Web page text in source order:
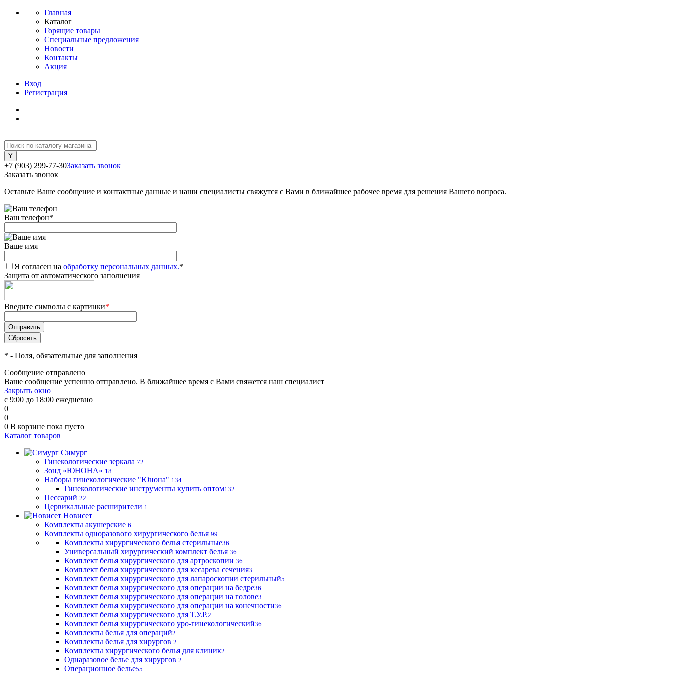
Главная
Каталог
Горящие товары
Специальные предложения
Новости
Контакты
Акция
Вход
Регистрация
+7 (903) 299-77-30Заказать звонок
Заказать звонок
Оставьте Ваше сообщение и контактные данные и наши специалисты свяжутся с Вами в ближайшее рабочее время для решения Вашего вопроса.
Ваш телефон*
Ваше имя
Я согласен на обработку персональных данных.*
Защита от автоматического заполнения
Введите символы с картинки*
* - Поля, обязательные для заполнения
Сообщение отправлено
Ваше сообщение успешно отправлено. В ближайшее время с Вами свяжется наш специалист
Закрыть окно
с 9:00 до 18:00 ежедневно
0
0
0 В корзине пока пусто
Каталог товаров
Симург
Гинекологические зеркала 72
Зонд «ЮНОНА» 18
Наборы гинекологические "Юнона" 134
Гинекологические инструменты купить оптом132
Пессарий 22
Цервикальные расширители 1
Новисет
Комплекты акушерские 6
Комплекты одноразового хирургического белья 99
Комплекты хирургического белья стерильные36
Универсальный хирургический комплект белья 36
Комплект белья хирургического для артроскопии 36
Комплект белья хирургического для кесарева сечения3
Комплект белья хирургического для лапароскопии стерильный5
Комплект белья хирургического для операции на бедре36
Комплект белья хирургического для операции на голове3
Комплект белья хирургического для операции на конечности36
Комплект белья хирургического для Т.У.Р.2
Комплект белья хирургического уро-гинекологический36
Комплекты белья для операций2
Комплекты белья для хирургов 2
Комплекты хирургического белья для клиник2
Однаразовое белье для хирургов 2
Операционное белье55